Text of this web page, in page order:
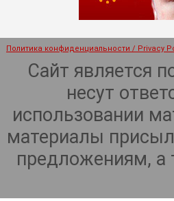
Политика конфиденциальности / Privacy
Сайт является
несут
использовании
материалы
предложениям, а